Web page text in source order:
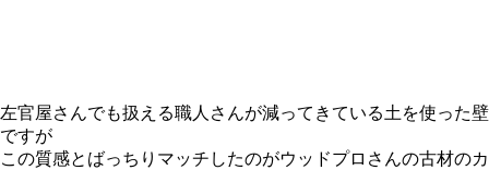
左官屋さんでも扱える職人さんが減ってきている土を使った壁
ですが
この質感とばっちりマッチしたのがウッドプロさんの古材のカ